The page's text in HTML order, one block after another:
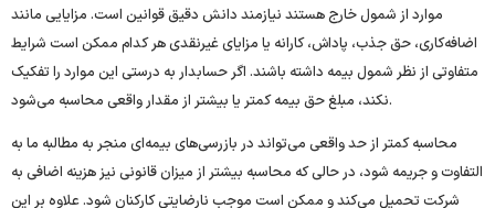
موارد از شمول خارج‌ هستند نیازمند دانش دقیق قوانین است. مزایایی مانند
اضافه‌کاری، حق جذب، پاداش، کارانه یا مزایای غیرنقدی هر کدام ممکن است شرایط
متفاوتی از نظر شمول بیمه داشته باشند. اگر حسابدار به درستی این موارد را تفکیک
نکند، مبلغ حق بیمه کمتر یا بیشتر از مقدار واقعی محاسبه می‌شود.
محاسبه کمتر از حد واقعی می‌تواند در بازرسی‌های بیمه‌ای منجر به مطالبه ما به
‌التفاوت و جریمه شود، در حالی که محاسبه بیشتر از میزان قانونی نیز هزینه اضافی به
شرکت تحمیل می‌کند و ممکن است موجب نارضایتی کارکنان شود. علاوه بر این